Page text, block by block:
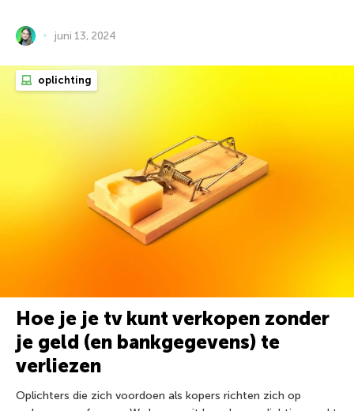
juni 13, 2024
oplichting
Hoe je je tv kunt verkopen zonder
je geld (en bankgegevens) te
verliezen
Oplichters die zich voordoen als kopers richten zich op